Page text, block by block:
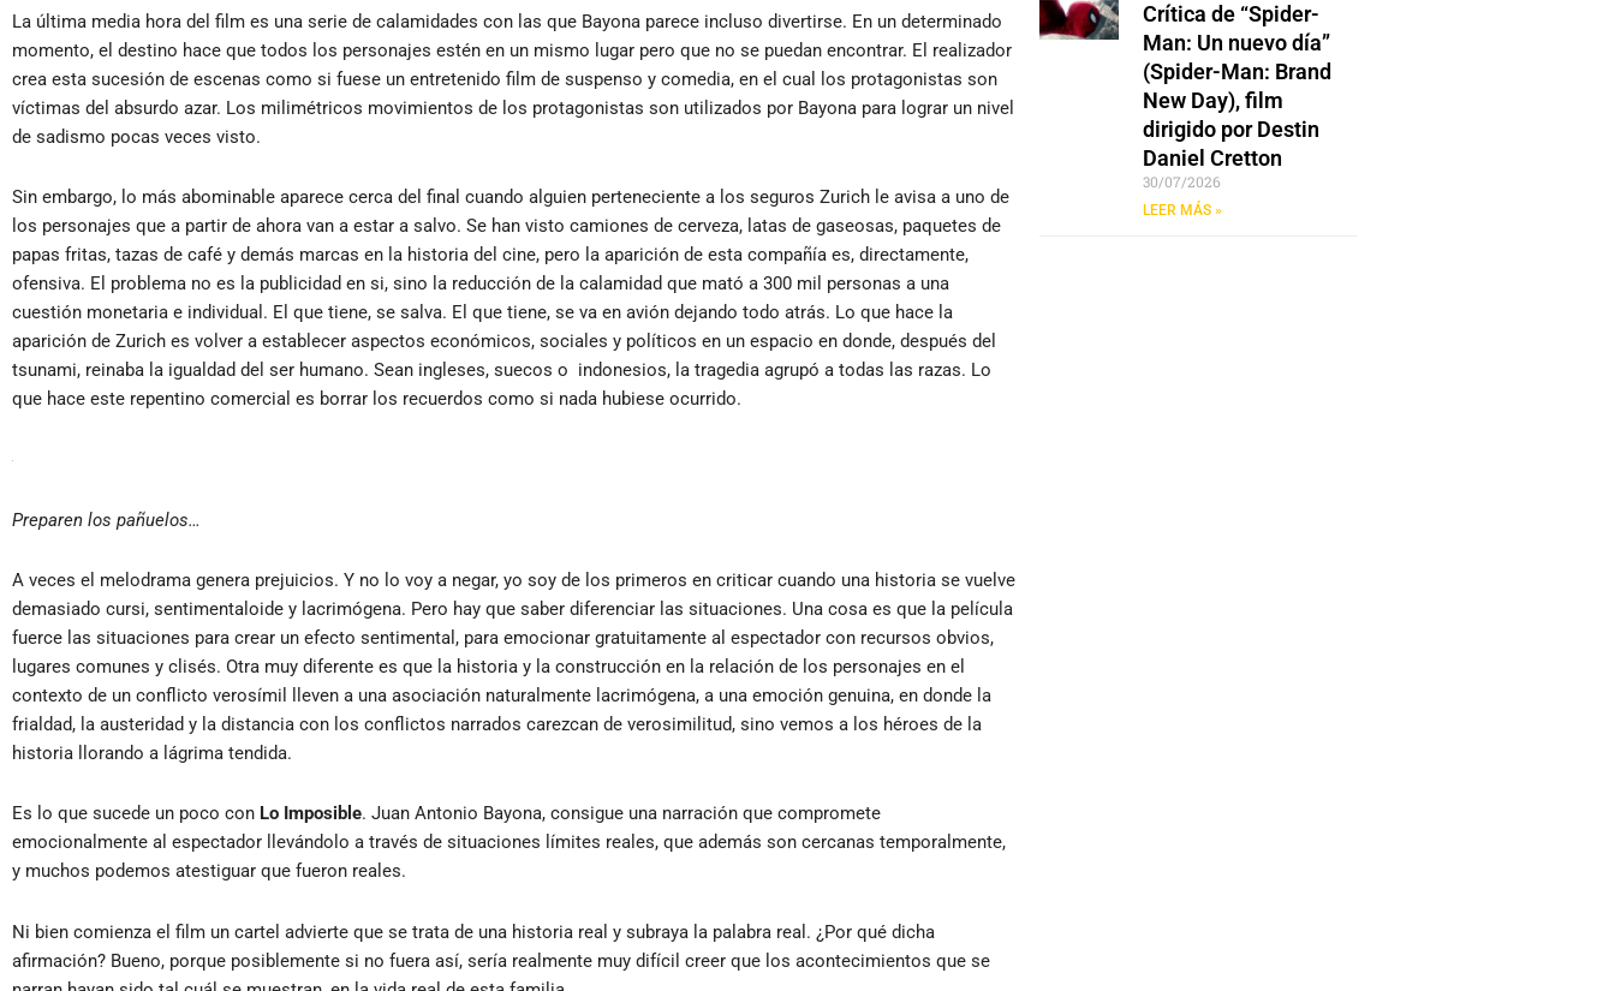
La última media hora del film es una serie de calamidades con las que Bayona parece incluso divertirse. En un determinado
momento, el destino hace que todos los personajes estén en un mismo lugar pero que no se puedan encontrar. El realizador
crea esta sucesión de escenas como si fuese un entretenido film de suspenso y comedia, en el cual los protagonistas son
víctimas del absurdo azar. Los milimétricos movimientos de los protagonistas son utilizados por Bayona para lograr un nivel
de sadismo pocas veces visto.
Sin embargo, lo más abominable aparece cerca del final cuando alguien perteneciente a los seguros Zurich le avisa a uno de
los personajes que a partir de ahora van a estar a salvo. Se han visto camiones de cerveza, latas de gaseosas, paquetes de
papas fritas, tazas de café y demás marcas en la historia del cine, pero la aparición de esta compañía es, directamente,
ofensiva. El problema no es la publicidad en si, sino la reducción de la calamidad que mató a 300 mil personas a una
cuestión monetaria e individual. El que tiene, se salva. El que tiene, se va en avión dejando todo atrás. Lo que hace la
aparición de Zurich es volver a establecer aspectos económicos, sociales y políticos en un espacio en donde, después del
tsunami, reinaba la igualdad del ser humano. Sean ingleses, suecos o indonesios, la tragedia agrupó a todas las razas. Lo
que hace este repentino comercial es borrar los recuerdos como si nada hubiese ocurrido.
Preparen los pañuelos…
A veces el melodrama genera prejuicios. Y no lo voy a negar, yo soy de los primeros en criticar cuando una historia se vuelve
demasiado cursi, sentimentaloide y lacrimógena. Pero hay que saber diferenciar las situaciones. Una cosa es que la película
fuerce las situaciones para crear un efecto sentimental, para emocionar gratuitamente al espectador con recursos obvios,
lugares comunes y clisés. Otra muy diferente es que la historia y la construcción en la relación de los personajes en el
contexto de un conflicto verosímil lleven a una asociación naturalmente lacrimógena, a una emoción genuina, en donde la
frialdad, la austeridad y la distancia con los conflictos narrados carezcan de verosimilitud, sino vemos a los héroes de la
historia llorando a lágrima tendida.
Es lo que sucede un poco con Lo Imposible. Juan Antonio Bayona, consigue una narración que compromete
emocionalmente al espectador llevándolo a través de situaciones límites reales, que además son cercanas temporalmente,
y muchos podemos atestiguar que fueron reales.
Ni bien comienza el film un cartel advierte que se trata de una historia real y subraya la palabra real. ¿Por qué dicha
afirmación? Bueno, porque posiblemente si no fuera así, sería realmente muy difícil creer que los acontecimientos que se
Crítica de “Spider-
Man: Un nuevo día”
(Spider-Man: Brand
New Day), film
dirigido por Destin
Daniel Cretton
30/07/2026
LEER MÁS »